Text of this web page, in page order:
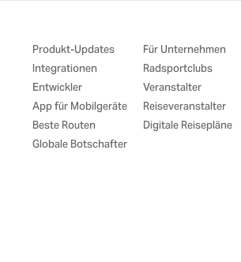
Produkt-Updates
Integrationen
Entwickler
App für Mobilgeräte
Beste Routen
Globale Botschafter
Für Unternehmen
Radsportclubs
Veranstalter
Reiseveranstalter
Digitale Reisepläne